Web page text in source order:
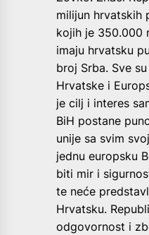
milijun hrvatskih
kojih je 350.000
imaju hrvatsku
broj Srba. Sve
Hrvatske i
je cilj i interes
BiH postane
unije sa svim
jednu europsku
biti mir i
te neće
Hrvatsku.
odgovornost i